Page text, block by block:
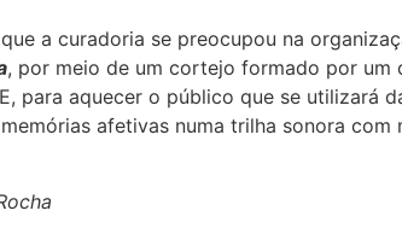
a curadoria se preocupou na
, por meio de um cortejo formado por um
para aquecer o público que se utilizará
afetivas numa trilha sonora com